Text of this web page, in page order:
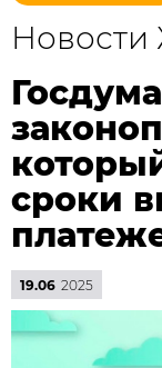
сроки
19.06 2025